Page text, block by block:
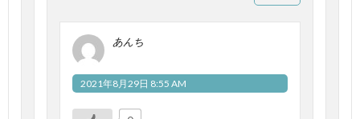
あんち
2021年8月29日 8:55 AM